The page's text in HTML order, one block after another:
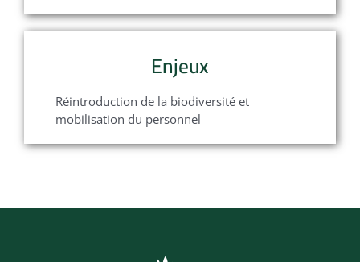
Enjeux
Réintroduction de la biodiversité et
mobilisation du personnel